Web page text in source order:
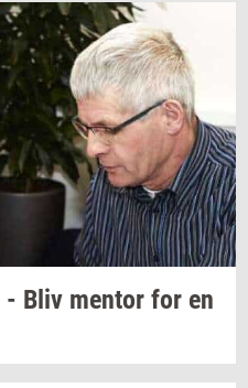
- Bliv men­tor for en